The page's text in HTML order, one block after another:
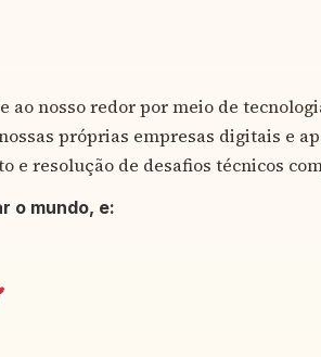
nosso redor por meio de
próprias empresas digitais e
e resolução de desafios técnicos
o mundo, e: